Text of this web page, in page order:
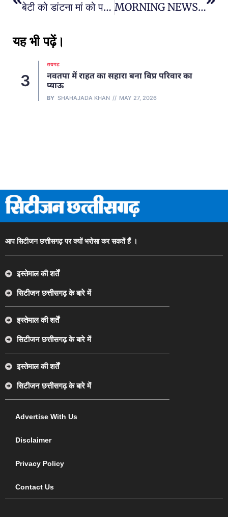
बेटी को डांटना मां को पड़ा महंगा : बेटी को डांटना एक मां को पड़ा महंगा, 16 वर्षीय बेटी ने अपने कमरे में लगा ली फांसी MORNING NEWS : नामांकन रैली और कार्यकर्ता सम्मेलन में CM साय होंगे शामिल,डिप्टी सीएम साव दो जिलों के दौरे पर, PCC चीफ दीपक बैज कार्यकर्ताओं की लेंगे बैठक
यह भी पढ़ें।
3
रायगढ़
नवतपा में राहत का सहारा बना बिप्र परिवार का
प्याऊ
BY SHAHAJADA KHAN MAY 27, 2026
आप सिटीजन छत्तीसगढ़ पर क्यों भरोसा कर सकतें हैं ।
इस्तेमाल की शर्तें
सिटीजन छत्तीसगढ़ के बारे में
इस्तेमाल की शर्तें
सिटीजन छत्तीसगढ़ के बारे में
इस्तेमाल की शर्तें
सिटीजन छत्तीसगढ़ के बारे में
Advertise With Us
Disclaimer
Privacy Policy
Contact Us